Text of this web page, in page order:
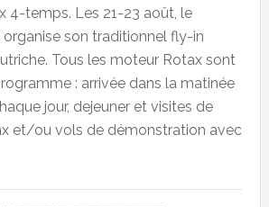
4-temps. Les 21-23 août, le
son traditionnel fly-in
Tous les moteur Rotax sont
: arrivée dans la matinée
jour, dejeuner et visites de
et/ou vols de démonstration avec